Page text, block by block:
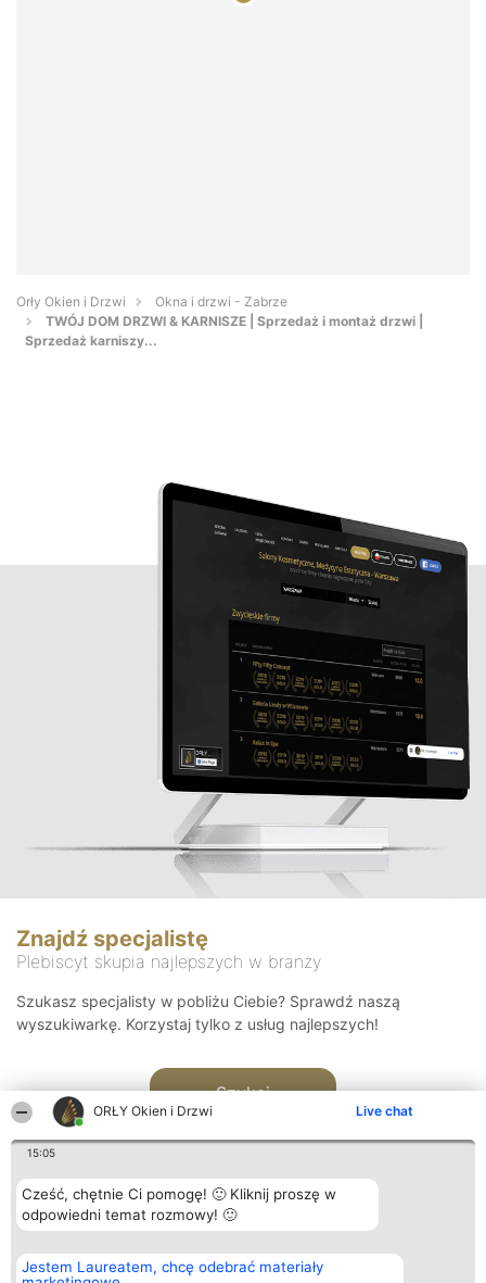
ORŁY Okien i Drzwi Live chat
15:05
Cześć, chętnie Ci pomogę! 🙂 Kliknij proszę w
odpowiedni temat rozmowy! 🙂
Jestem Laureatem, chcę odebrać materiały
Orły Okien i Drzwi
Okna i drzwi - Zabrze
TWÓJ DOM DRZWI & KARNISZE | Sprzedaż i montaż drzwi |
Sprzedaż karniszy...
Znajdź specjalistę
Plebiscyt skupia najlepszych w branży
Szukasz specjalisty w pobliżu Ciebie? Sprawdź naszą
wyszukiwarkę. Korzystaj tylko z usług najlepszych!
Szukaj
Organizator plebiscytu
Bright Side Solutions sp. z o.
Plebiscyt
Laureaci
Kontakt
Kontakt